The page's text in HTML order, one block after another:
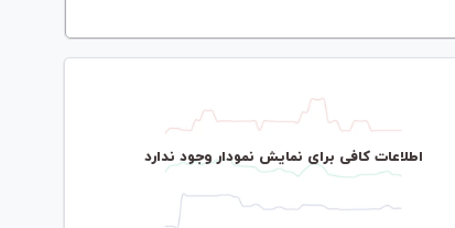
اطلاعات کافی برای نمایش نمودار وجود ندارد